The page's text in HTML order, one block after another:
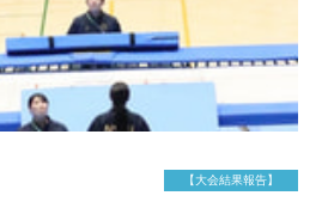
【大会結果報告】